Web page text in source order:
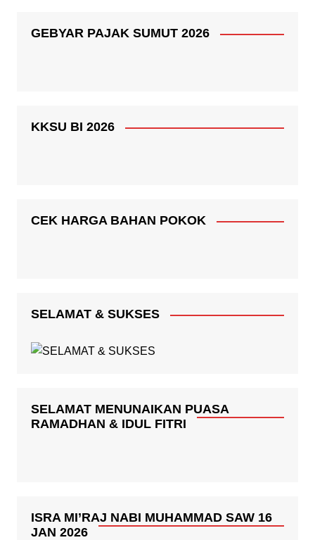
GEBYAR PAJAK SUMUT 2026
KKSU BI 2026
CEK HARGA BAHAN POKOK
SELAMAT & SUKSES
SELAMAT MENUNAIKAN PUASA
RAMADHAN & IDUL FITRI
ISRA MI’RAJ NABI MUHAMMAD SAW 16
JAN 2026